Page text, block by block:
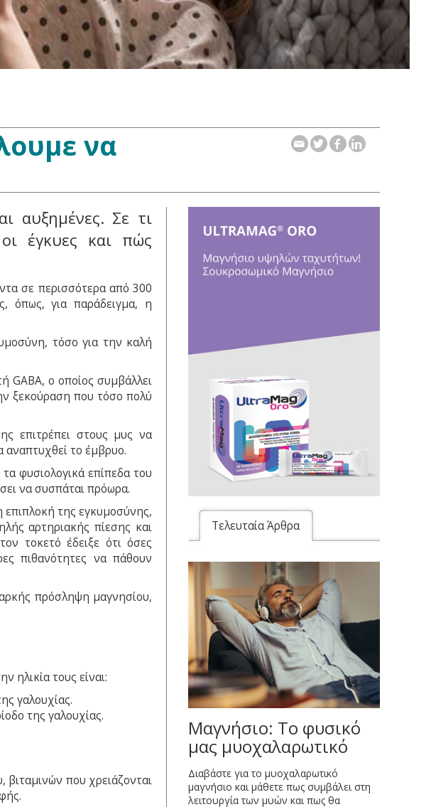
να
αυξημένες. Σε τι
έγκυες και πώς
σε περισσότερα από 300
όπως, για παράδειγμα, η
τόσο για την καλή
GABA, ο οποίος συμβάλλει
ξεκούραση που τόσο πολύ
επιτρέπει στους μυς να
αναπτυχθεί το έμβρυο.
φυσιολογικά επίπεδα του
να συσπάται πρόωρα.
επιπλοκή της εγκυμοσύνης,
αρτηριακής πίεσης και
τοκετό έδειξε ότι όσες
πιθανότητες να πάθουν
πρόσληψη μαγνησίου,
ηλικία τους είναι:
γαλουχίας.
της γαλουχίας.
που χρειάζονται
Τελευταία Άρθρα
Μαγνήσιο: Το φυσικό
μας μυοχαλαρωτικό
Διαβάστε για το μυοχαλαρωτικό
μαγνήσιο και μάθετε πως συμβάλει στη
λειτουργία των μυών και πως θα